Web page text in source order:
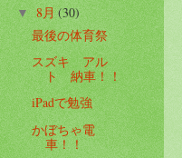
▼8月(30)
最後の体育祭
スズキ アル
ト 納車！！
iPadで勉強
かぼちゃ電
車！！